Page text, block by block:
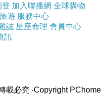
登 加入聯播網 全球購物
旅遊 服務中心
誌 星座命理 會員中心
訊
載必究 ‧Copyright PChome